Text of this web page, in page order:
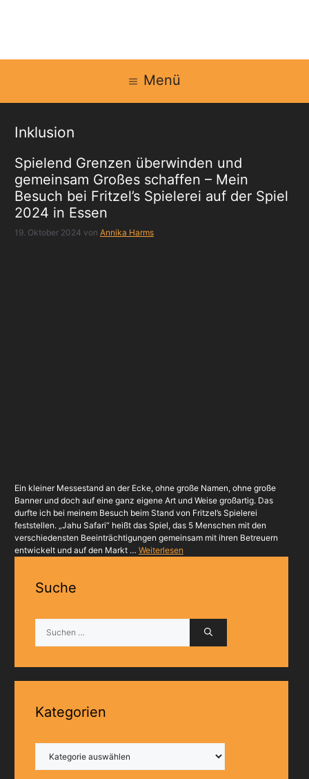
Menü
Inklusion
Spielend Grenzen überwinden und
gemeinsam Großes schaffen – Mein
Besuch bei Fritzel’s Spielerei auf der Spiel
2024 in Essen
19. Oktober 2024 von Annika Harms
Ein kleiner Messestand an der Ecke, ohne große Namen, ohne große
Banner und doch auf eine ganz eigene Art und Weise großartig. Das
durfte ich bei meinem Besuch beim Stand von Fritzel’s Spielerei
feststellen. „Jahu Safari“ heißt das Spiel, das 5 Menschen mit den
verschiedensten Beeinträchtigungen gemeinsam mit ihren Betreuern
entwickelt und auf den Markt … Weiterlesen
Suche
nach:
Kategorien